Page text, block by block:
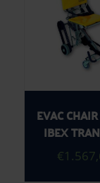
EVAC
IBEX
€